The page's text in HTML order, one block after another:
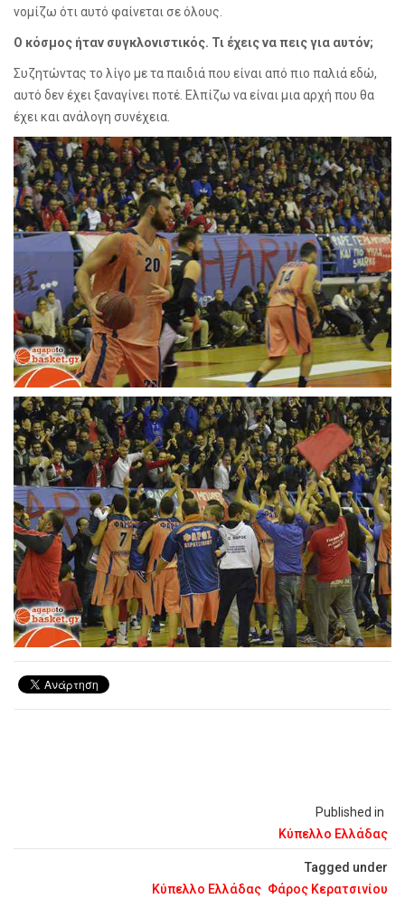
Published in
Κύπελλο Ελλάδας
Tagged under
Κύπελλο Ελλάδας Φάρος Κερατσινίου
νομίζω ότι αυτό φαίνεται σε όλους.
Ο κόσμος ήταν συγκλονιστικός. Τι έχεις να πεις για αυτόν;
Συζητώντας το λίγο με τα παιδιά που είναι από πιο παλιά εδώ,
αυτό δεν έχει ξαναγίνει ποτέ. Ελπίζω να είναι μια αρχή που θα
έχει και ανάλογη συνέχεια.